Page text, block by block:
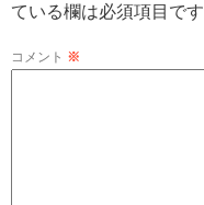
ている欄は必須項目です
コメント ※